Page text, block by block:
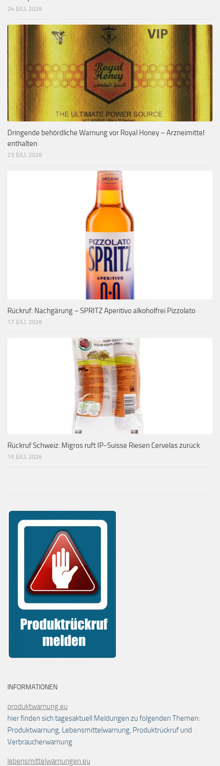
24 JULI, 2026
Dringende behördliche Warnung vor Royal Honey – Arzneimittel
enthalten
23 JULI, 2026
Rückruf: Nachgärung – SPRITZ Aperitivo alkoholfrei Pizzolato
17 JULI, 2026
Rückruf Schweiz: Migros ruft IP-Suisse Riesen Cervelas zurück
15 JULI, 2026
INFORMATIONEN
produktwarnung.eu
hier finden sich tagesaktuell Meldungen zu folgenden Themen:
Produktwarnung, Lebensmittelwarnung, Produktrückruf und
Verbraucherwarnung
lebensmittelwarnungen.eu